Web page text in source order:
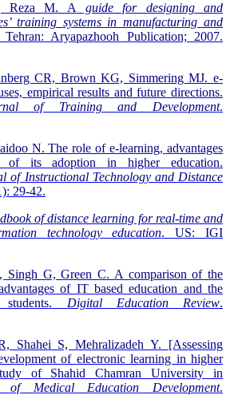
Reza M. A guide for designing and
training systems in manufacturing and
Aryapazhooh Publication; 2007.
CR, Brown KG, Simmering MJ. e‐
empirical results and future directions.
of Training and Development.
N. The role of e-learning, advantages
of its adoption in higher education.
of Instructional Technology and Distance
29-42.
of distance learning for real-time and
technology education. US: IGI
Singh G, Green C. A comparison of the
of IT based education and the
Digital Education Review.
Shahei S, Mehralizadeh Y. [Assessing
of electronic learning in higher
of Shahid Chamran University in
of Medical Education Development.